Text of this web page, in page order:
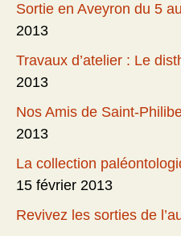
Sortie en Aveyron du 5
2013
Travaux d’atelier : Le
2013
Nos Amis de Saint-
2013
La collection
15 février 2013
Revivez les sorties de